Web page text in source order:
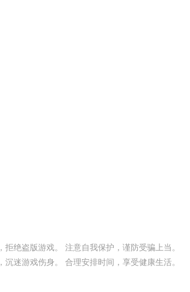
拒绝盗版游戏。 注意自我保护，谨防受骗上当。
沉迷游戏伤身。 合理安排时间，享受健康生活。